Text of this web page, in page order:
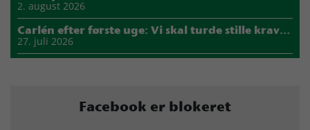
2. august 2026
Carlén efter første uge: Vi skal turde stille krav til hinanden
27. juli 2026
Facebook er blokeret